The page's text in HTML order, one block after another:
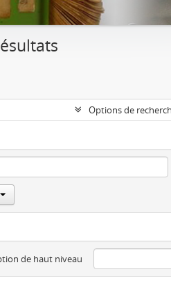
Options de
de haut niveau